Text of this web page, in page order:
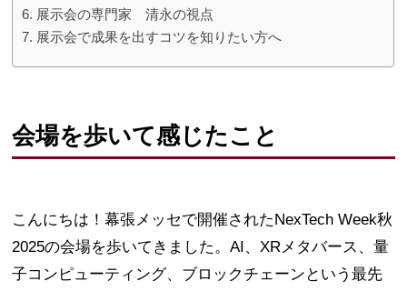
展示会の専門家 清永の視点
展示会で成果を出すコツを知りたい方へ
会場を歩いて感じたこと
こんにちは！幕張メッセで開催されたNexTech Week秋
2025の会場を歩いてきました。AI、XRメタバース、量
子コンピューティング、ブロックチェーンという最先